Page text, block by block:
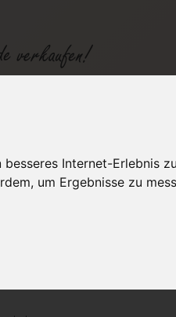
Internet-Erlebnis
um Ergebnisse zu
Studiengänge /